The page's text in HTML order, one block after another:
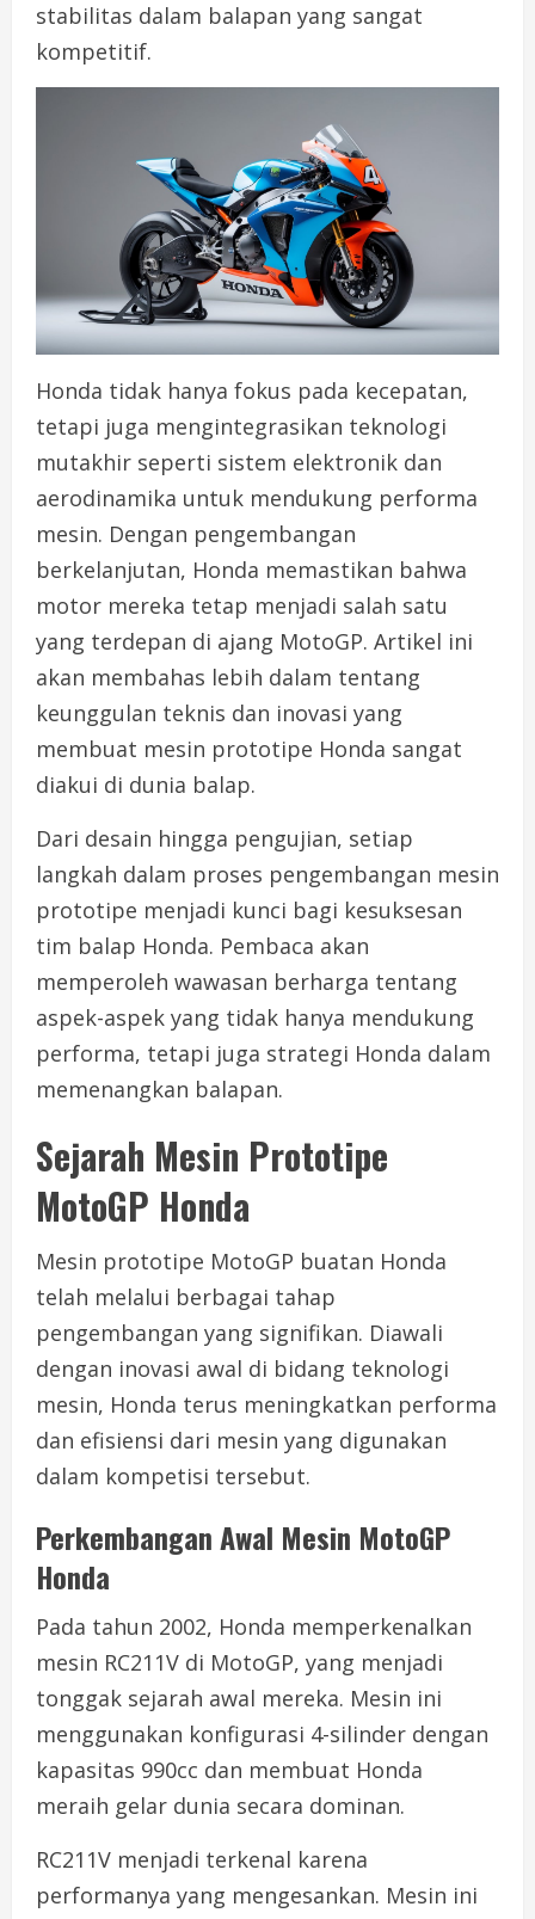
stabilitas dalam balapan yang sangat
kompetitif.
Honda tidak hanya fokus pada kecepatan,
tetapi juga mengintegrasikan teknologi
mutakhir seperti sistem elektronik dan
aerodinamika untuk mendukung performa
mesin. Dengan pengembangan
berkelanjutan, Honda memastikan bahwa
motor mereka tetap menjadi salah satu
yang terdepan di ajang MotoGP. Artikel ini
akan membahas lebih dalam tentang
keunggulan teknis dan inovasi yang
membuat mesin prototipe Honda sangat
diakui di dunia balap.
Dari desain hingga pengujian, setiap
langkah dalam proses pengembangan mesin
prototipe menjadi kunci bagi kesuksesan
tim balap Honda. Pembaca akan
memperoleh wawasan berharga tentang
aspek-aspek yang tidak hanya mendukung
performa, tetapi juga strategi Honda dalam
memenangkan balapan.
Sejarah Mesin Prototipe
MotoGP Honda
Mesin prototipe MotoGP buatan Honda
telah melalui berbagai tahap
pengembangan yang signifikan. Diawali
dengan inovasi awal di bidang teknologi
mesin, Honda terus meningkatkan performa
dan efisiensi dari mesin yang digunakan
dalam kompetisi tersebut.
Perkembangan Awal Mesin MotoGP
Honda
Pada tahun 2002, Honda memperkenalkan
mesin RC211V di MotoGP, yang menjadi
tonggak sejarah awal mereka. Mesin ini
menggunakan konfigurasi 4-silinder dengan
kapasitas 990cc dan membuat Honda
meraih gelar dunia secara dominan.
RC211V menjadi terkenal karena
performanya yang mengesankan. Mesin ini